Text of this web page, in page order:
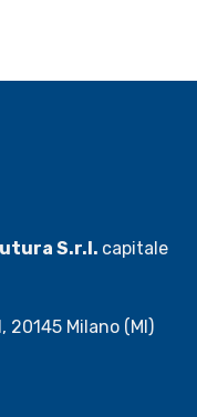
S.r.l. capitale
20145 Milano (MI)